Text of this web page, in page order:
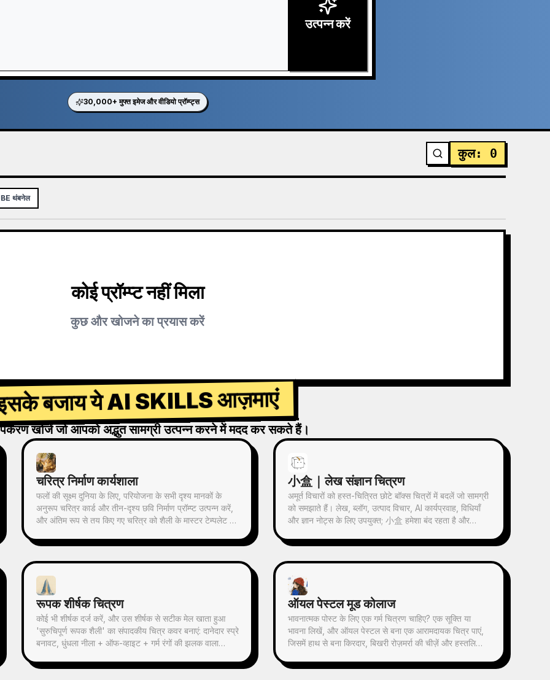
उत्पन्न करें
30,000+ मुफ्त इमेज और वीडियो प्रॉम्प्ट्स
कुल: 0
थंबनेल
कोई प्रॉम्प्ट नहीं मिला
कुछ और खोजने का प्रयास करें
बजाय ये AI SKILLS आज़माएं
खोजें जो आपको अद्भुत सामग्री उत्पन्न करने में मदद कर सकते हैं।
चरित्र निर्माण कार्यशाला
फलों की सूक्ष्म दुनिया के लिए, परियोजना के सभी दृश्य मानकों के
अनुरूप चरित्र कार्ड और तीन-दृश्य छवि निर्माण प्रॉम्प्ट उत्पन्न करें,
और अंतिम रूप से तय किए गए चरित्र को शैली के मास्टर टेम्पलेट के
जाँच करें। इस कौशल का उपयोग करके, आप छवि निर्माण प्रक्रिया
小盒｜लेख संज्ञान चित्रण
अमूर्त विचारों को हस्त-चित्रित छोटे बॉक्स चित्रों में बदलें जो सामग्री
को समझाते हैं। लेख, ब्लॉग, उत्पाद विचार, AI कार्यप्रवाह, विधियाँ
और ज्ञान नोट्स के लिए उपयुक्त; 小盒 हमेशा बंद रहता है और
क्रियाएँ स्वयं करता है।
रूपक शीर्षक चित्रण
कोई भी शीर्षक दर्ज करें, और उस शीर्षक से सटीक मेल खाता हुआ
'सुरुचिपूर्ण रूपक शैली' का संपादकीय चित्र कवर बनाएं: दानेदार स्प्रे
बनावट, धुंधला नीला + ऑफ-व्हाइट + गर्म रंगों की झलक वाला
समाचार, पॉडकास्ट, लेख, Newsletter के कवर चित्र के लिए
ऑयल पेस्टल मूड कोलाज
भावनात्मक पोस्ट के लिए एक गर्म चित्रण चाहिए? एक सूक्ति या
भावना लिखें, और ऑयल पेस्टल से बना एक आरामदायक चित्र पाएं,
जिसमें हाथ से बना किरदार, बिखरी रोज़मर्रा की चीज़ें और हस्तलिखित